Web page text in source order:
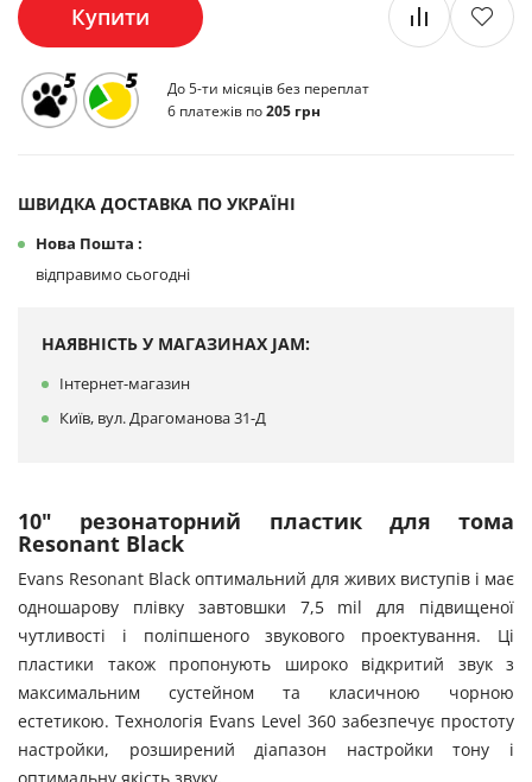
Купити
До 5-ти місяців без переплат
6 платежів по205 грн
ШВИДКА ДОСТАВКА ПО УКРАЇНІ
Нова Пошта :
відправимо сьогодні
НАЯВНІСТЬ У МАГАЗИНАХ JAM:
Інтернет-магазин
Київ, вул. Драгоманова 31-Д
10" резонаторний пластик для тома
Resonant Black
Evans Resonant Black оптимальний для живих виступів і має
одношарову плівку завтовшки 7,5 mil для підвищеної
чутливості і поліпшеного звукового проектування. Ці
пластики також пропонують широко відкритий звук з
максимальним сустейном та класичною чорною
естетикою. Технологія Evans Level 360 забезпечує простоту
настройки, розширений діапазон настройки тону і